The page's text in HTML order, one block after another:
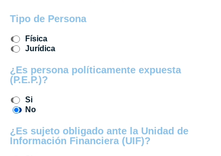
Tipo de Persona
Física
Jurídica
¿Es persona políticamente expuesta
(P.E.P.)?
Si
No
¿Es sujeto obligado ante la Unidad de
Información Financiera (UIF)?